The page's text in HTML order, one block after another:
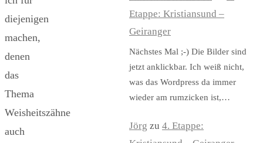
diejenigen
machen,
denen
das
Thema
Weisheitszähne
auch
Etappe: Kristiansund –
Geiranger
Nächstes Mal ;-) Die Bilder sind
jetzt anklickbar. Ich weiß nicht,
was das Wordpress da immer
wieder am rumzicken ist,…
Jörg zu 4. Etappe: